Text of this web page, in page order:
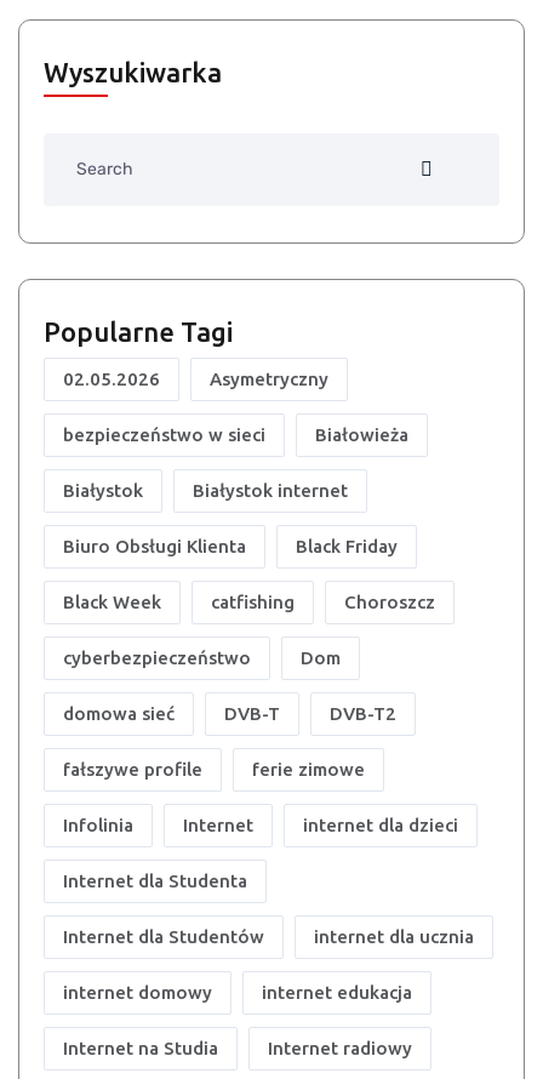
Wyszukiwarka
Popularne Tagi
02.05.2026 Asymetryczny
bezpieczeństwo w sieci Białowieża
Białystok Białystok internet
Biuro Obsługi Klienta Black Friday
Black Week catfishing Choroszcz
cyberbezpieczeństwo Dom
domowa sieć DVB-T DVB-T2
fałszywe profile ferie zimowe
Infolinia Internet internet dla dzieci
Internet dla Studenta
Internet dla Studentów internet dla ucznia
internet domowy internet edukacja
Internet na Studia Internet radiowy